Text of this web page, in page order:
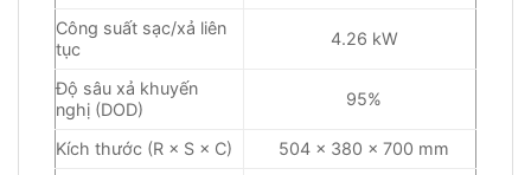
Công suất sạc/xả liên
tục
4.26 kW
Độ sâu xả khuyến
nghị (DOD)
95%
Kích thước (R × S × C)
504 × 380 × 700 mm